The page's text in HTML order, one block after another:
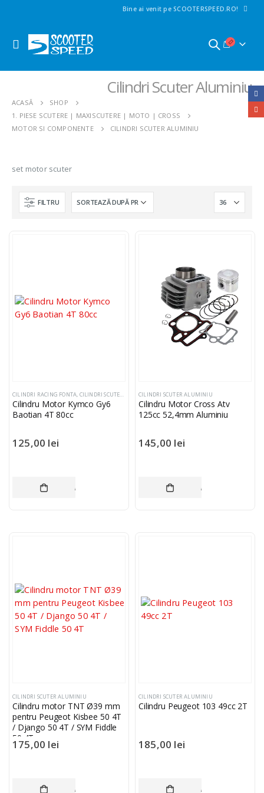
Bine ai venit pe SCOOTERSPEED.RO!
Cilindri Scuter Aluminiu
ACASĂ
SHOP
1. PIESE SCUTERE | MAXISCUTERE | MOTO | CROSS
MOTOR SI COMPONENTE
CILINDRI SCUTER ALUMINIU
set motor scuter
FILTRU
CILINDRI RACING FONTA, CILINDRI SCUTER ALUMINIU
Cilindru Motor Kymco Gy6
Baotian 4T 80cc
125,00 lei
ADAUGĂ ÎN COȘ
CILINDRI SCUTER ALUMINIU
Cilindru Motor Cross Atv
125cc 52,4mm Aluminiu
145,00 lei
ADAUGĂ ÎN COȘ
CILINDRI SCUTER ALUMINIU
Cilindru motor TNT Ø39 mm
pentru Peugeot Kisbee 50 4T
/ Django 50 4T / SYM Fiddle
50 4T
175,00 lei
ADAUGĂ ÎN COȘ
CILINDRI SCUTER ALUMINIU
Cilindru Peugeot 103 49cc 2T
185,00 lei
ADAUGĂ ÎN COȘ
Current
0din 5
590,00lei
Original price
590,00 lei.